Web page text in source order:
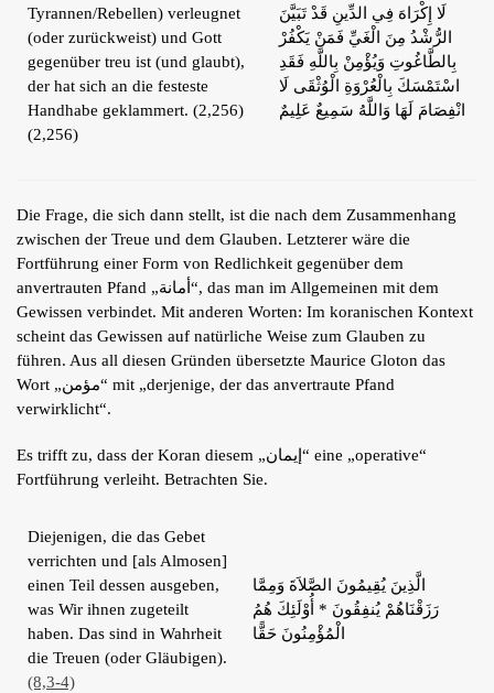
Tyrannen/Rebellen) verleugnet
(oder zurückweist) und Gott
gegenüber treu ist (und glaubt),
der hat sich an die festeste
Handhabe geklammert. (2,256)
(2,256)
لَا إِكْرَاهَ فِي الدِّينِ قَدْ تَبَيَّنَ
الرُّشْدُ مِنَ الْغَيِّ فَمَنْ يَكْفُرْ
بِالطَّاغُوتِ وَيُؤْمِنْ بِاللَّهِ فَقَدِ
اسْتَمْسَكَ بِالْعُرْوَةِ الْوُثْقَى لَا
انْفِصَامَ لَهَا وَاللَّهُ سَمِيعٌ عَلِيمٌ
Die Frage, die sich dann stellt, ist die nach dem Zusammenhang
zwischen der Treue und dem Glauben. Letzterer wäre die
Fortführung einer Form von Redlichkeit gegenüber dem
anvertrauten Pfand „أمانة“, das man im Allgemeinen mit dem
Gewissen verbindet. Mit anderen Worten: Im koranischen Kontext
scheint das Gewissen auf natürliche Weise zum Glauben zu
führen. Aus all diesen Gründen übersetzte Maurice Gloton das
Wort „مؤمن“ mit „derjenige, der das anvertraute Pfand
verwirklicht“.
Es trifft zu, dass der Koran diesem „إيمان“ eine „operative“
Fortführung verleiht. Betrachten Sie.
Diejenigen, die das Gebet
verrichten und [als Almosen]
einen Teil dessen ausgeben,
was Wir ihnen zugeteilt
haben. Das sind in Wahrheit
die Treuen (oder Gläubigen).
(8,3-4)
الَّذِينَ يُقِيمُونَ الصَّلاَةَ وَمِمَّا
رَزَقْنَاهُمْ يُنفِقُونَ * أُوْلَئِكَ هُمُ
الْمُؤْمِنُونَ حَقًّا